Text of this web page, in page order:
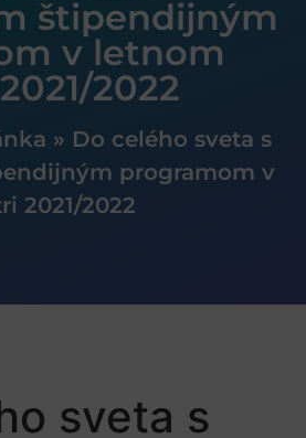
štipendijným
v letnom
2022
» Do celého sveta s
programom v
2021/2022
sveta s